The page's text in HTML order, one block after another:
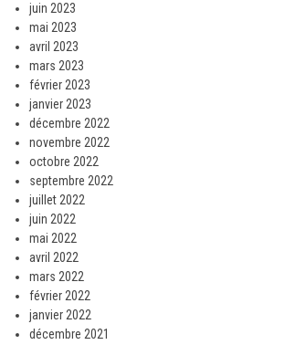
juin 2023
mai 2023
avril 2023
mars 2023
février 2023
janvier 2023
décembre 2022
novembre 2022
octobre 2022
septembre 2022
juillet 2022
juin 2022
mai 2022
avril 2022
mars 2022
février 2022
janvier 2022
décembre 2021